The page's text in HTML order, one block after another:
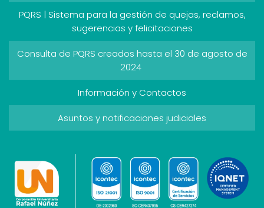
PQRS | Sistema para la gestión de quejas, reclamos,
sugerencias y felicitaciones
Consulta de PQRS creados hasta el 30 de agosto de
2024
Información y Contactos
Asuntos y notificaciones judiciales